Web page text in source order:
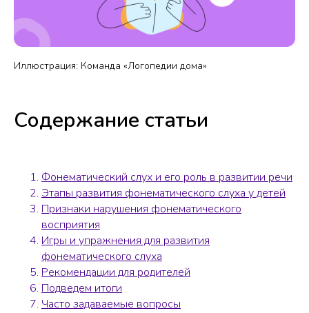
Иллюстрация: Команда «Логопедии дома»
Содержание статьи
Фонематический слух и его роль в развитии речи
Этапы развития фонематического слуха у детей
Признаки нарушения фонематического
восприятия
Игры и упражнения для развития
фонематического слуха
Рекомендации для родителей
Подведем итоги
Часто задаваемые вопросы